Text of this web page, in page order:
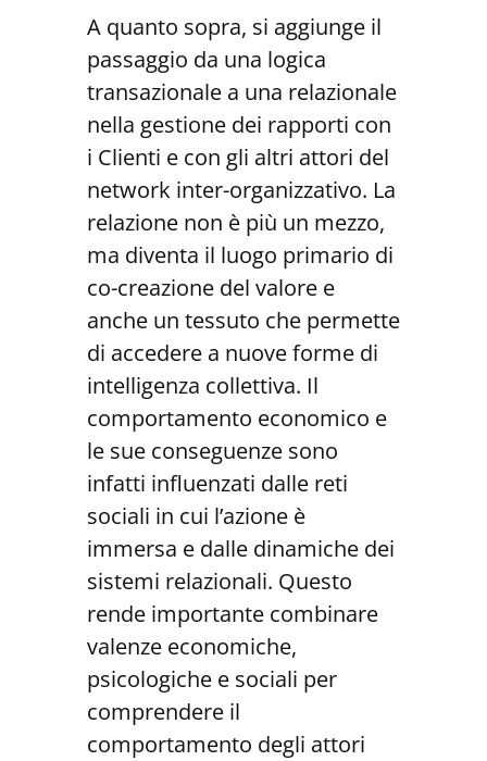
A quanto sopra, si aggiunge il
passaggio da una logica
transazionale a una relazionale
nella gestione dei rapporti con
i Clienti e con gli altri attori del
network inter-organizzativo. La
relazione non è più un mezzo,
ma diventa il luogo primario di
co-creazione del valore e
anche un tessuto che permette
di accedere a nuove forme di
intelligenza collettiva. Il
comportamento economico e
le sue conseguenze sono
infatti influenzati dalle reti
sociali in cui l’azione è
immersa e dalle dinamiche dei
sistemi relazionali. Questo
rende importante combinare
valenze economiche,
psicologiche e sociali per
comprendere il
comportamento degli attori